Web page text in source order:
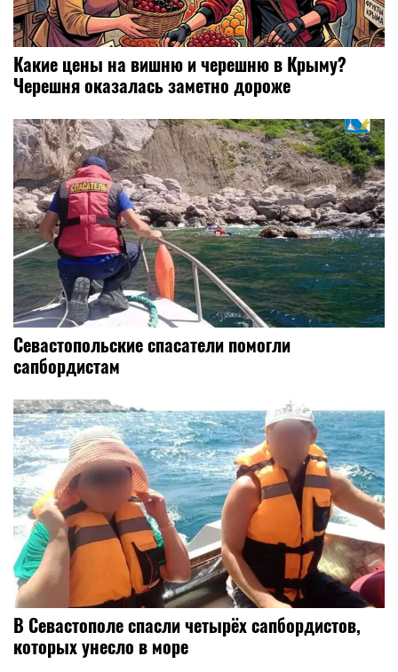
Какие цены на вишню и черешню в Крыму?
Черешня оказалась заметно дороже
Севастопольские спасатели помогли
сапбордистам
В Севастополе спасли четырёх сапбордистов,
которых унесло в море